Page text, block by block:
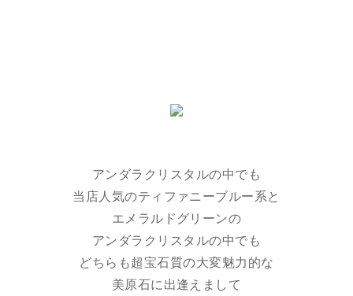
アンダラクリスタルの中でも
当店人気のティファニーブルー系と
エメラルドグリーンの
アンダラクリスタルの中でも
どちらも超宝石質の大変魅力的な
美原石に出逢えまして